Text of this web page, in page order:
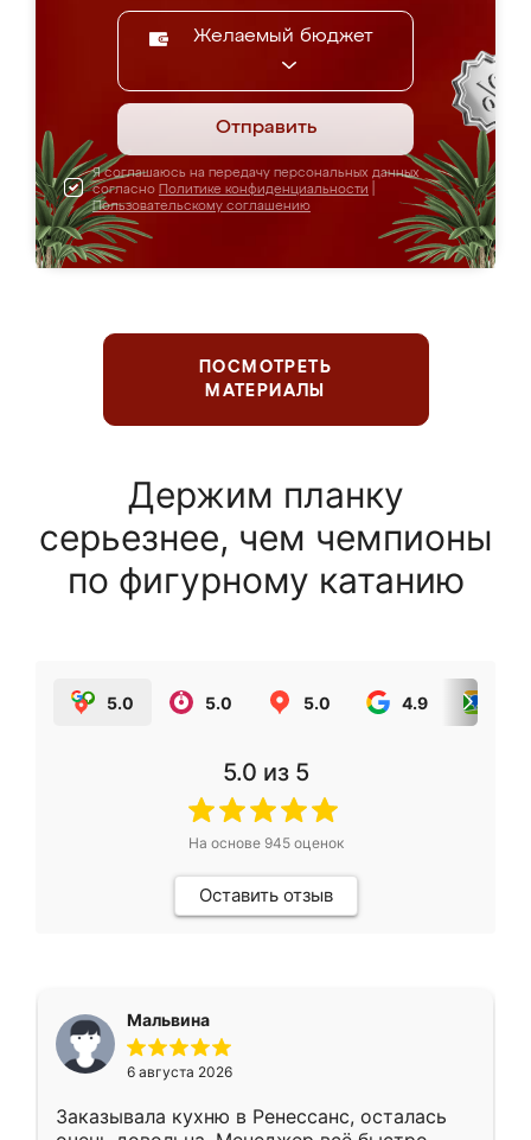
Желаемый бюджет
Отправить
Я соглашаюсь на передачу персональных данных
согласно Политике конфиденциальности
Пользовательскому соглашению
ПОСМОТРЕТЬ
МАТЕРИАЛЫ
Держим планку
серьезнее, чем чемпионы
по фигурному катанию
5.0 5.0 5.0 4.9
5.0 из 5
На основе 945оценок
Оставить отзыв
Мальвина
6 августа 2026
Заказывала кухню в Ренессанс, осталась